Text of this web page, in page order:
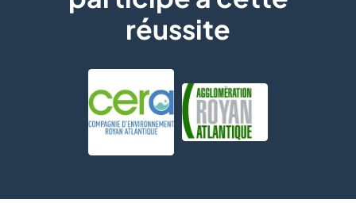
réussite